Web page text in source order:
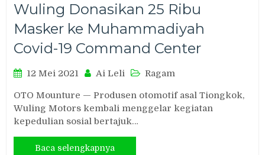
Wuling Donasikan 25 Ribu
Masker ke Muhammadiyah
Covid-19 Command Center
12 Mei 2021 Ai Leli Ragam
OTO Mounture — Produsen otomotif asal Tiongkok,
Wuling Motors kembali menggelar kegiatan
kepedulian sosial bertajuk…
Baca selengkapnya